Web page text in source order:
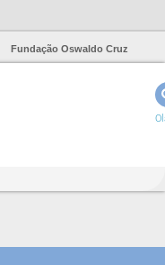
Fundação Oswaldo Cruz